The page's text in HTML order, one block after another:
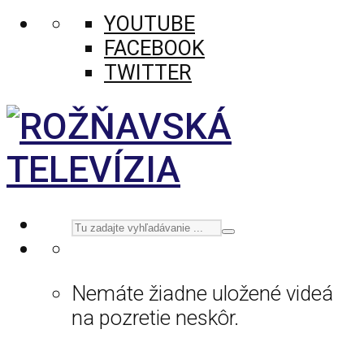
YOUTUBE
FACEBOOK
TWITTER
Nemáte žiadne uložené videá
na pozretie neskôr.